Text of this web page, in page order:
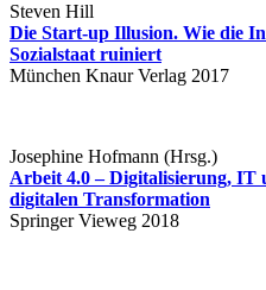
Steven Hill
Die Start-up Illusion. Wie die
Sozialstaat ruiniert
München Knaur Verlag 2017
Josephine Hofmann (Hrsg.)
Arbeit 4.0 – Digitalisierung,
digitalen Transformation
Springer Vieweg 2018